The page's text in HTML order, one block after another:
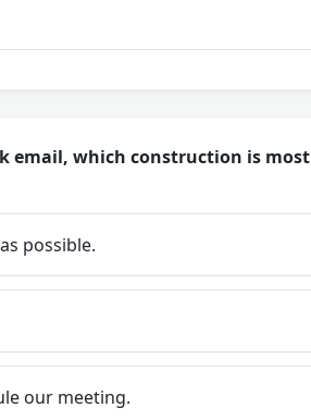
email, which construction is most
possible.
our meeting.